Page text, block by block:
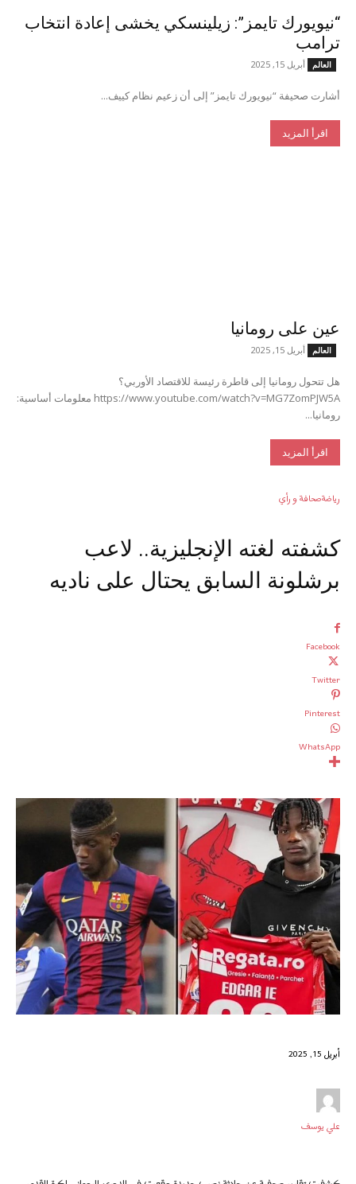
“نيويورك تايمز”: زيلينسكي يخشى إعادة انتخاب
ترامب
العالم أبريل 15, 2025
أشارت صحيفة “نيويورك تايمز” إلى أن زعيم نظام كييف...
اقرأ المزيد
عين على رومانيا
العالم أبريل 15, 2025
هل تتحول رومانيا إلى قاطرة رئيسة للاقتصاد الأوربي؟
https://www.youtube.com/watch?v=MG7ZomPJW5A معلومات أساسية:
رومانيا...
اقرأ المزيد
رياضةصحافة و رأي
كشفته لغته الإنجليزية.. لاعب
برشلونة السابق يحتال على ناديه
Facebook
Twitter
Pinterest
WhatsApp
أبريل 15, 2025
علي يوسف